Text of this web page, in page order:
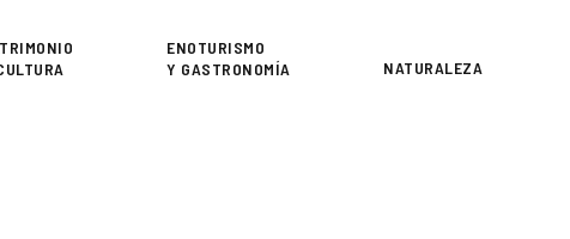
ENOTURISMO
Y GASTRONOMÍA
NATURALEZA